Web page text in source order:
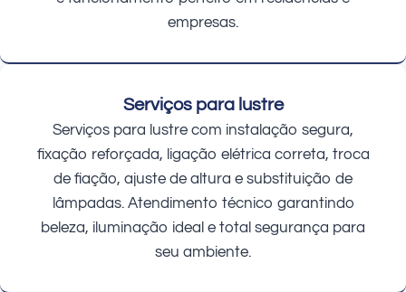
empresas.
Serviços para lustre
Serviços para lustre com instalação segura,
fixação reforçada, ligação elétrica correta, troca
de fiação, ajuste de altura e substituição de
lâmpadas. Atendimento técnico garantindo
beleza, iluminação ideal e total segurança para
seu ambiente.